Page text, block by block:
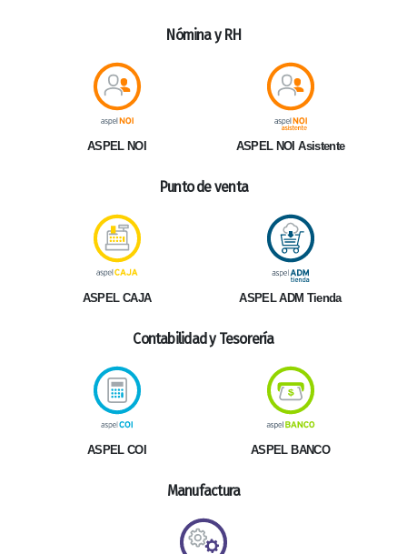
Nómina y RH
ASPEL NOI ASPEL NOI Asistente
Punto de venta
ASPEL CAJA ASPEL ADM Tienda
Contabilidad y Tesorería
ASPEL COI ASPEL BANCO
Manufactura